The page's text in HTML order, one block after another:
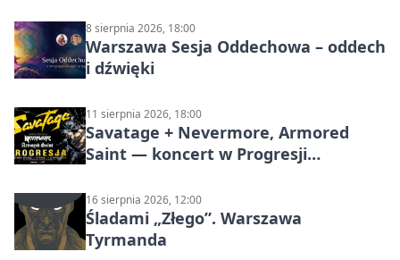
8 sierpnia 2026, 18:00
Warszawa Sesja Oddechowa – oddech
i dźwięki
11 sierpnia 2026, 18:00
Savatage + Nevermore, Armored
Saint — koncert w Progresji
16 sierpnia 2026, 12:00
Śladami „Złego”. Warszawa
Tyrmanda